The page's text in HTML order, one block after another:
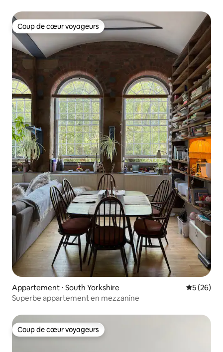
Coup de cœur voyageurs
Coup de cœur voyageurs
Appartement ⋅ South Yorkshire
5 (26)
Superbe appartement en mezzanine
Coup de cœur voyageurs
Coup de cœur voyageurs